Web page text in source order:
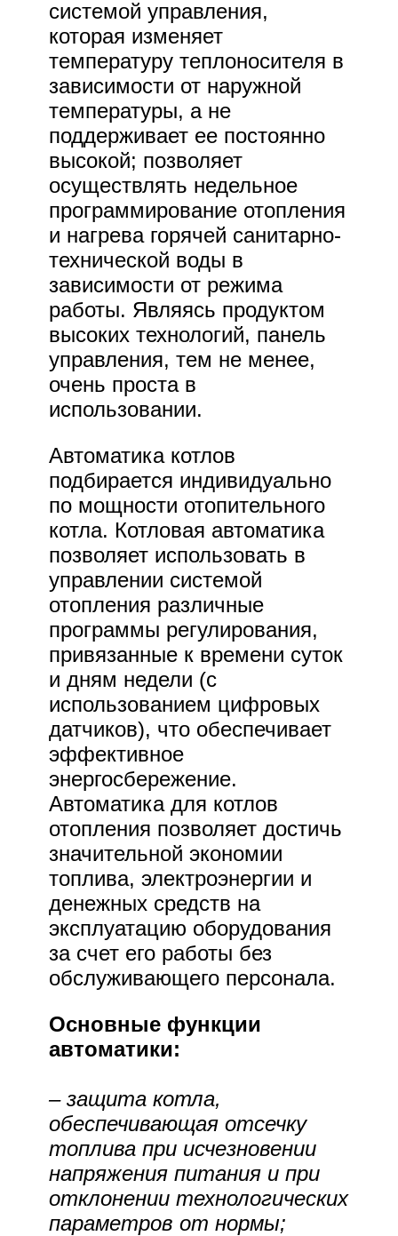
системой управления,
которая изменяет
температуру теплоносителя в
зависимости от наружной
температуры, а не
поддерживает ее постоянно
высокой; позволяет
осуществлять недельное
программирование отопления
и нагрева горячей санитарно-
технической воды в
зависимости от режима
работы. Являясь продуктом
высоких технологий, панель
управления, тем не менее,
очень проста в
использовании.
Автоматика котлов
подбирается индивидуально
по мощности отопительного
котла. Котловая автоматика
позволяет использовать в
управлении системой
отопления различные
программы регулирования,
привязанные к времени суток
и дням недели (с
использованием цифровых
датчиков), что обеспечивает
эффективное
энергосбережение.
Автоматика для котлов
отопления позволяет достичь
значительной экономии
топлива, электроэнергии и
денежных средств на
эксплуатацию оборудования
за счет его работы без
обслуживающего персонала.
Основные функции
автоматики:
– защита котла,
обеспечивающая отсечку
топлива при исчезновении
напряжения питания и при
отклонении технологических
параметров от нормы;